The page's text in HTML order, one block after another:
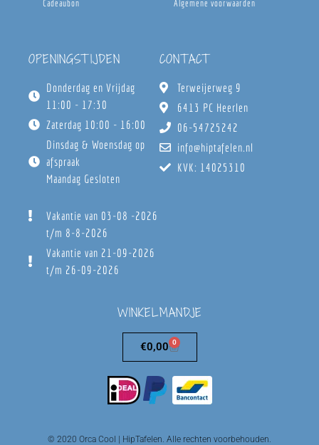
Cadeaubon Algemene voorwaarden
OPENINGSTIJDEN
Donderdag en Vrijdag
11:00 - 17:30
Zaterdag 10:00 - 16:00
Dinsdag & Woensdag op
afspraak
Maandag Gesloten
Vakantie van 03-08 -2026
t/m 8-8-2026
Vakantie van 21-09-2026
t/m 26-09-2026
CONTACT
Terweijerweg 9
6413 PC Heerlen
06-54725242
info@hiptafelen.nl
KVK: 14025310
WINKELMANDJE
€0,00 0
© 2020 Orca Cool | HipTafelen. Alle rechten voorbehouden.